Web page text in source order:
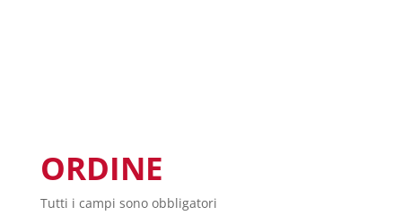
ORDINE
Tutti i campi sono obbligatori